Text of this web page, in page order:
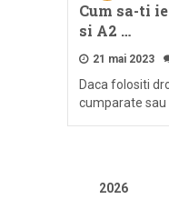
Cum sa-ti
si A2 …
21 mai 2023
Daca folositi
cumparate
2026